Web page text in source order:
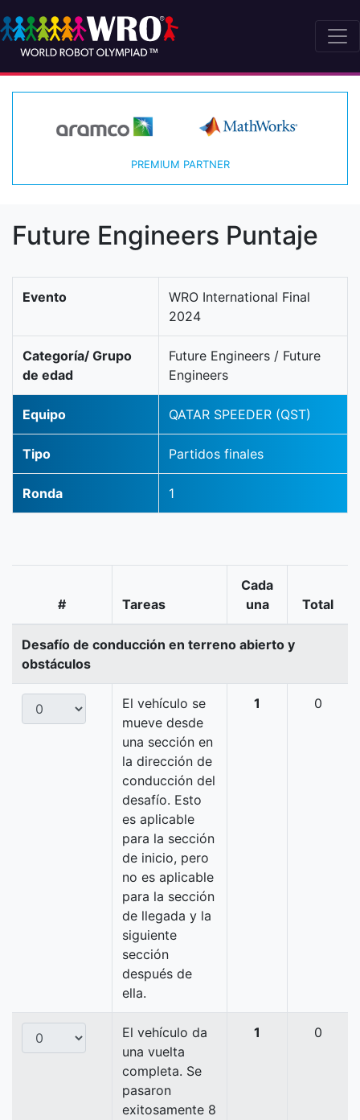
PREMIUM PARTNER
Future Engineers Puntaje
Evento
WRO International Final
2024
Categoría/ Grupo
de edad
Future Engineers / Future
Engineers
Equipo QATAR SPEEDER (QST)
Tipo Partidos finales
Ronda 1
# Tareas
Cada
una
Total
Desafío de conducción en terreno abierto y
obstáculos
El vehículo se
mueve desde
una sección en
la dirección de
conducción del
desafío. Esto
es aplicable
para la sección
de inicio, pero
no es aplicable
para la sección
de llegada y la
siguiente
sección
después de
ella.
1 0
El vehículo da
una vuelta
completa. Se
pasaron
exitosamente 8
1 0